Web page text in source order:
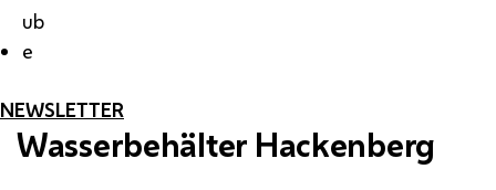
ub
e
NEWSLETTER
Wasserbehälter Hackenberg